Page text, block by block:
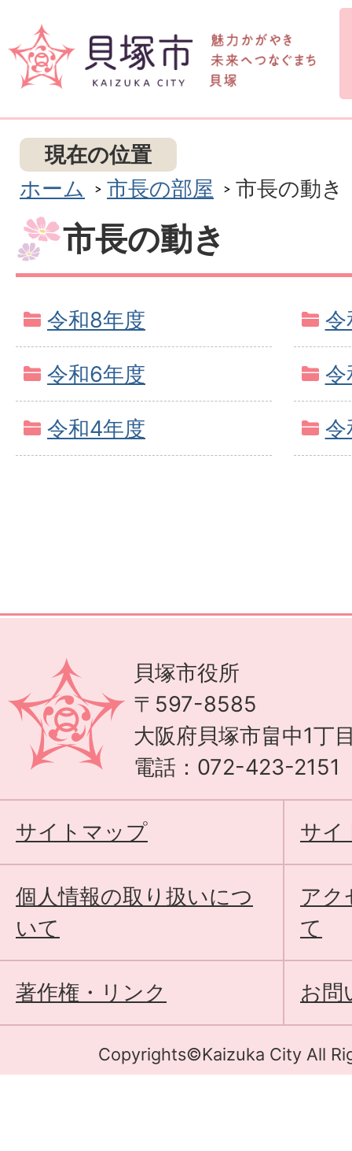
現在の位置
ホーム
市長の部屋 市長の動き
市長の動き
令和8年度 令
令和6年度 令
令和4年度 令
貝塚市役所
〒597-8585
大阪府貝塚市畠中1丁
電話：072-423-2151
サイトマップ サイ
個人情報の取り扱いにつ
いて
アク
て
著作権・リンク お問
Copyrights©Kaizuka City All